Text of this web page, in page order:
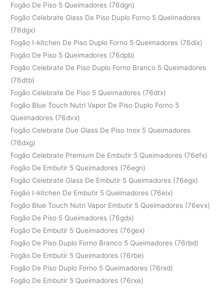
Fogão De Piso 5 Queimadores (76dgn)
Fogão Celebrate Glass De Piso Duplo Forno 5 Queimadores
(76dgx)
Fogão I-kitchen De Piso Duplo Forno 5 Queimadores (76dix)
Fogão De Piso 5 Queimadores (76dpb)
Fogão Celebrate De Piso Duplo Forno Branco 5 Queimadores
(76dtb)
Fogão Celebrate De Piso 5 Queimadores (76dtx)
Fogão Blue Touch Nutri Vapor De Piso Duplo Forno 5
Queimadores (76dvx)
Fogão Celebrate Due Glass De Piso Inox 5 Queimadores
(76dxg)
Fogão Celebrate Premium De Embutir 5 Queimadores (76efx)
Fogão De Embutir 5 Queimadores (76egn)
Fogão Celebrate Glass De Embutir 5 Queimadores (76egx)
Fogão I-kitchen De Embutir 5 Queimadores (76eix)
Fogão Blue Touch Nutri Vapor Embutir 5 Queimadores (76evx)
Fogão De Piso 5 Queimadores (76gdx)
Fogão De Embutir 5 Queimadores (76gex)
Fogão De Piso Duplo Forno Branco 5 Queimadores (76rbd)
Fogão De Embutir 5 Queimadores (76rbe)
Fogão De Piso Duplo Forno 5 Queimadores (76rxd)
Fogão De Embutir 5 Queimadores (76rxe)